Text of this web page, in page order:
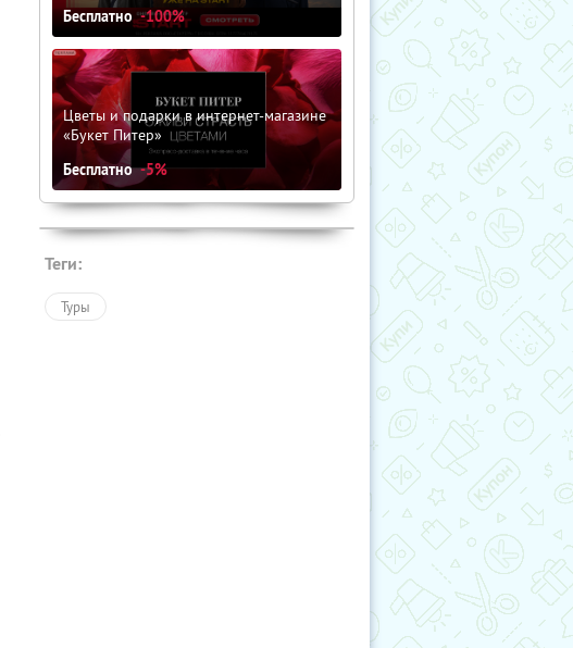
Бесплатно -100%
Цветы и подарки в интернет-магазине
«Букет Питер»
Бесплатно -5%
Теги:
Туры